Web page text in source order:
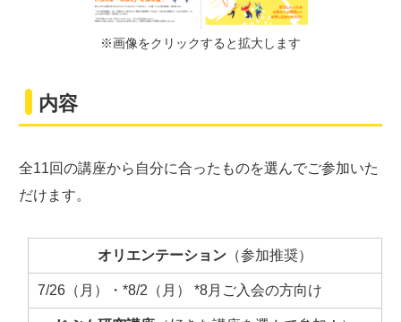
※画像をクリックすると拡大します
内容
全11回の講座から自分に合ったものを選んでご参加いた
だけます。
オリエンテーション （参加推奨）
7/26（月）・*8/2（月） *8月ご入会の方向け